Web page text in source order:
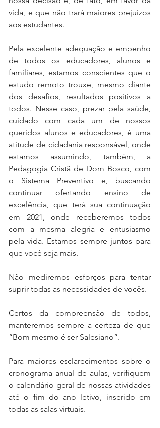
vida, e que não trará maiores prejuízos
aos estudantes.
Pela excelente adequação e empenho
de todos os educadores, alunos e
familiares, estamos conscientes que o
estudo remoto trouxe, mesmo diante
dos desafios, resultados positivos a
todos. Nesse caso, prezar pela saúde,
cuidado com cada um de nossos
queridos alunos e educadores, é uma
atitude de cidadania responsável, onde
estamos assumindo, também, a
Pedagogia Cristã de Dom Bosco, com
o Sistema Preventivo e, buscando
continuar ofertando ensino de
excelência, que terá sua continuação
em 2021, onde receberemos todos
com a mesma alegria e entusiasmo
pela vida. Estamos sempre juntos para
que você seja mais.
Não mediremos esforços para tentar
suprir todas as necessidades de vocês.
Certos da compreensão de todos,
manteremos sempre a certeza de que
“Bom mesmo é ser Salesiano”.
Para maiores esclarecimentos sobre o
cronograma anual de aulas, verifiquem
o calendário geral de nossas atividades
até o fim do ano letivo, inserido em
todas as salas virtuais.